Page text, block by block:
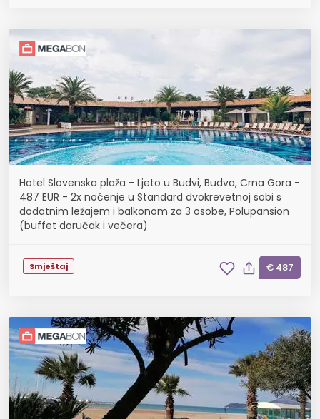
Hotel Slovenska plaža - Ljeto u Budvi, Budva, Crna Gora -
487 EUR - 2x noćenje u Standard dvokrevetnoj sobi s
dodatnim ležajem i balkonom za 3 osobe, Polupansion
(buffet doručak i večera)
Smještaj € 487